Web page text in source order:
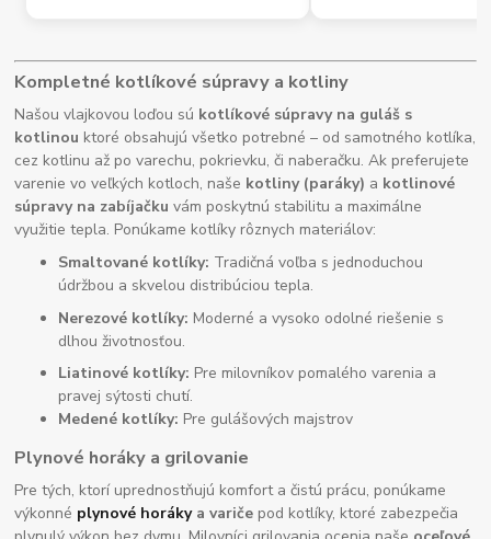
Kompletné kotlíkové súpravy a kotliny
Našou vlajkovou loďou sú kotlíkové súpravy na guláš s
kotlinou ktoré obsahujú všetko potrebné – od samotného kotlíka,
cez kotlinu až po varechu, pokrievku, či naberačku. Ak preferujete
varenie vo veľkých kotloch, naše kotliny (paráky) a kotlinové
súpravy na zabíjačku vám poskytnú stabilitu a maximálne
využitie tepla. Ponúkame kotlíky rôznych materiálov:
Smaltované kotlíky: Tradičná voľba s jednoduchou
údržbou a skvelou distribúciou tepla.
Nerezové kotlíky: Moderné a vysoko odolné riešenie s
dlhou životnosťou.
Liatinové kotlíky: Pre milovníkov pomalého varenia a
pravej sýtosti chutí.
Medené kotlíky: Pre gulášových majstrov
Plynové horáky a grilovanie
Pre tých, ktorí uprednostňujú komfort a čistú prácu, ponúkame
výkonné plynové horákya variče pod kotlíky, ktoré zabezpečia